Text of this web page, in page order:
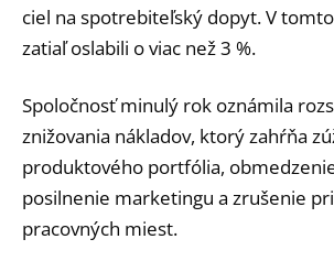
ciel na spotrebiteľský dopyt. V
zatiaľ oslabili o viac než 3 %.
Spoločnosť minulý rok oznámila
znižovania nákladov, ktorý zahŕňa
produktového portfólia,
posilnenie marketingu a zrušenie
pracovných miest.